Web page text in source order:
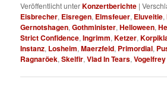
Veröffentlicht unterKonzertberichte |
Eisbrecher, Eisregen, Elmsfeuer, Eluveitie,
Gernotshagen,Gothminister,Helloween,
Strict Confidence,Ingrimm,Ketzer,
Instanz, Losheim,Maerzfeld, Primordial,
Ragnaröek,Skelfir,Vlad In Tears,Vogelfrey